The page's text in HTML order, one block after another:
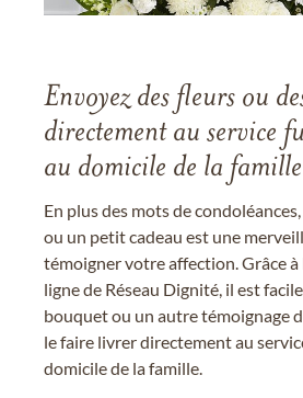
Envoyez des fleurs ou
directement au service
au domicile de la famille
En plus des mots de
ou un petit cadeau est une
témoigner votre affection. Grâce à
ligne de Réseau Dignité, il est
bouquet ou un autre témoignage
le faire livrer directement au
domicile de la famille.